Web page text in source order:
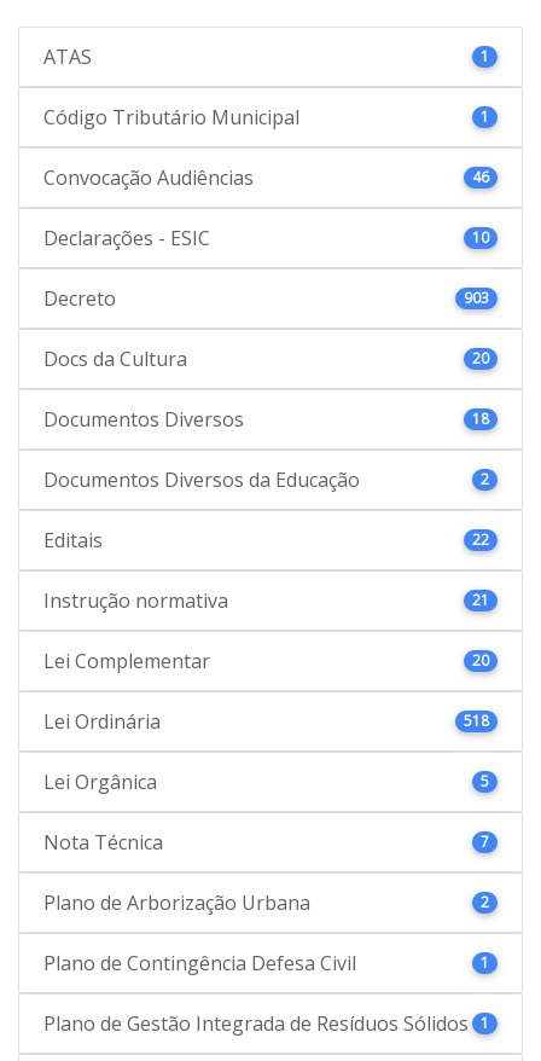
ATAS 1
Código Tributário Municipal 1
Convocação Audiências 46
Declarações - ESIC 10
Decreto 903
Docs da Cultura 20
Documentos Diversos 18
Documentos Diversos da Educação 2
Editais 22
Instrução normativa 21
Lei Complementar 20
Lei Ordinária 518
Lei Orgânica 5
Nota Técnica 7
Plano de Arborização Urbana 2
Plano de Contingência Defesa Civil 1
Plano de Gestão Integrada de Resíduos Sólidos 1